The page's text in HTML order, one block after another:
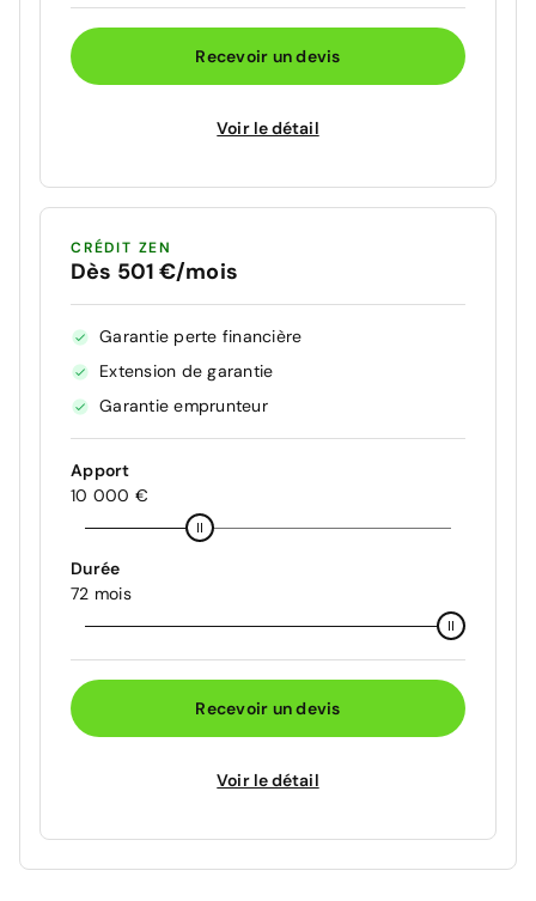
Recevoir un devis
Voir le détail
CRÉDIT ZEN
Dès 501 €/mois
Garantie perte financière
Extension de garantie
Garantie emprunteur
Apport
10 000 €
Durée
72 mois
Recevoir un devis
Voir le détail